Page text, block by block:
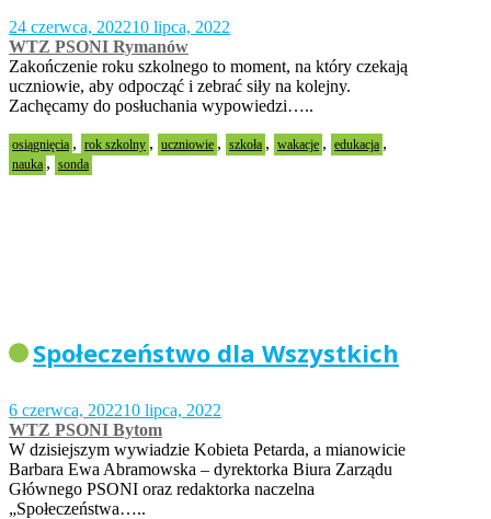
24 czerwca, 202210 lipca, 2022
WTZ PSONI Rymanów
Zakończenie roku szkolnego to moment, na który czekają
uczniowie, aby odpocząć i zebrać siły na kolejny.
Zachęcamy do posłuchania wypowiedzi…..
osiągnięcia , rok szkolny , uczniowie , szkoła , wakacje , edukacja ,
nauka , sonda
Społeczeństwo dla Wszystkich
6 czerwca, 202210 lipca, 2022
WTZ PSONI Bytom
W dzisiejszym wywiadzie Kobieta Petarda, a mianowicie
Barbara Ewa Abramowska – dyrektorka Biura Zarządu
Głównego PSONI oraz redaktorka naczelna
„Społeczeństwa…..